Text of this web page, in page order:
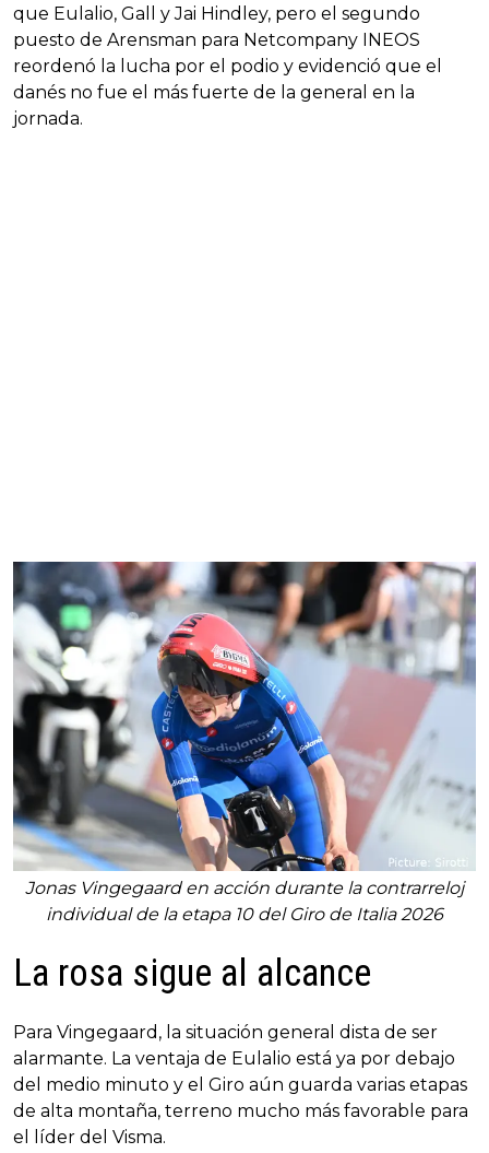
que Eulalio, Gall y Jai Hindley, pero el segundo
puesto de Arensman para Netcompany INEOS
reordenó la lucha por el podio y evidenció que el
danés no fue el más fuerte de la general en la
jornada.
Jonas Vingegaard en acción durante la contrarreloj
individual de la etapa 10 del Giro de Italia 2026
La rosa sigue al alcance
Para Vingegaard, la situación general dista de ser
alarmante. La ventaja de Eulalio está ya por debajo
del medio minuto y el Giro aún guarda varias etapas
de alta montaña, terreno mucho más favorable para
el líder del Visma.